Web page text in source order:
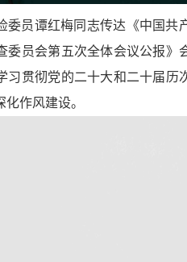
委员谭红梅同志传达《中国共
委员会第五次全体会议公报
习贯彻党的二十大和二十届
作风建设。